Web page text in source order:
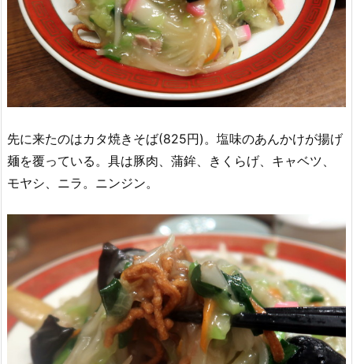
先に来たのはカタ焼きそば(825円)。塩味のあんかけが揚げ
麺を覆っている。具は豚肉、蒲鉾、きくらげ、キャベツ、
モヤシ、ニラ。ニンジン。